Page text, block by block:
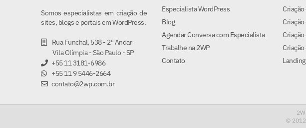
Somos especialistas em criação de
sites, blogs e portais em WordPress.
Rua Funchal, 538 - 2º Andar
Vila Olímpia - São Paulo - SP
+55 11 3181-6986
+55 11 9 5446-2664
contato@2wp.com.br
Especialista WordPress
Blog
Agendar Conversa com Especialista
Trabalhe na 2WP
Contato
© 2012